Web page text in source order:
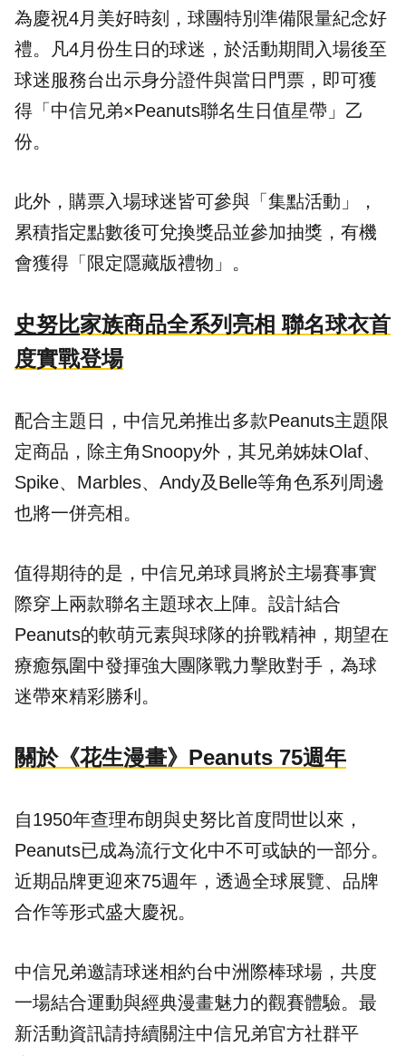
為慶祝4月美好時刻，球團特別準備限量紀念好
禮。凡4月份生日的球迷，於活動期間入場後至
球迷服務台出示身分證件與當日門票，即可獲
得「中信兄弟×Peanuts聯名生日值星帶」乙
份。
此外，購票入場球迷皆可參與「集點活動」，
累積指定點數後可兌換獎品並參加抽獎，有機
會獲得「限定隱藏版禮物」。
史努比家族商品全系列亮相 聯名球衣首
度實戰登場
配合主題日，中信兄弟推出多款Peanuts主題限
定商品，除主角Snoopy外，其兄弟姊妹Olaf、
Spike、Marbles、Andy及Belle等角色系列周邊
也將一併亮相。
值得期待的是，中信兄弟球員將於主場賽事實
際穿上兩款聯名主題球衣上陣。設計結合
Peanuts的軟萌元素與球隊的拚戰精神，期望在
療癒氛圍中發揮強大團隊戰力擊敗對手，為球
迷帶來精彩勝利。
關於《花生漫畫》Peanuts 75週年
自1950年查理布朗與史努比首度問世以來，
Peanuts已成為流行文化中不可或缺的一部分。
近期品牌更迎來75週年，透過全球展覽、品牌
合作等形式盛大慶祝。
中信兄弟邀請球迷相約台中洲際棒球場，共度
一場結合運動與經典漫畫魅力的觀賽體驗。最
新活動資訊請持續關注中信兄弟官方社群平